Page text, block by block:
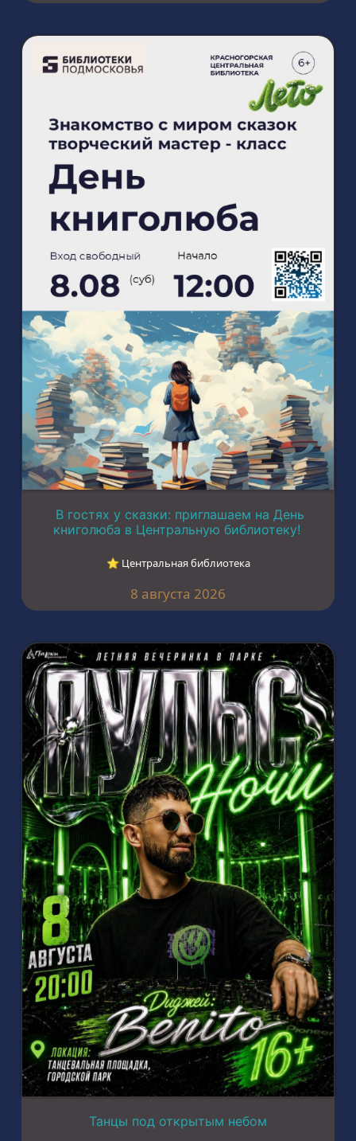
В гостях у сказки: приглашаем на День
книголюба в Центральную библиотеку!
⭐︎ Центральная библиотека
8 августа 2026
Танцы под открытым небом